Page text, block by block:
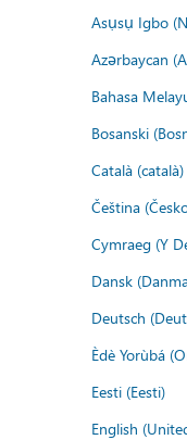
Asụsụ Igbo
Azərbaycan
Bahasa
Bosanski
Català (català)
Čeština
Cymraeg (Y
Dansk
Deutsch
Èdè Yorùbá
Eesti (Eesti)
English